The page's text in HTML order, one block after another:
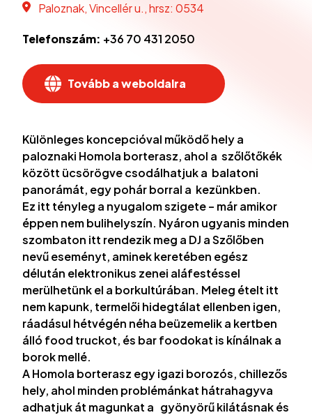
Paloznak, Vincellér u., hrsz: 0534
Telefonszám: +36 70 431 2050
Tovább a weboldalra
Különleges koncepcióval működő hely a
paloznaki Homola borterasz, ahol a szőlőtőkék
között ücsörögve csodálhatjuk a balatoni
panorámát, egy pohár borral a kezünkben.
Ez itt tényleg a nyugalom szigete – már amikor
éppen nem bulihelyszín. Nyáron ugyanis minden
szombaton itt rendezik meg a DJ a Szőlőben
nevű eseményt, aminek keretében egész
délután elektronikus zenei aláfestéssel
merülhetünk el a borkultúrában. Meleg ételt itt
nem kapunk, termelői hidegtálat ellenben igen,
ráadásul hétvégén néha beüzemelik a kertben
álló food truckot, és bar foodokat is kínálnak a
borok mellé.
A Homola borterasz egy igazi borozós, chillezős
hely, ahol minden problémánkat hátrahagyva
adhatjuk át magunkat a gyönyörű kilátásnak és